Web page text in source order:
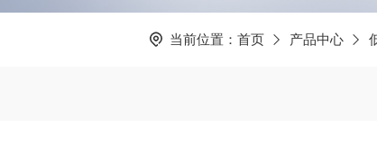
当前位置： 首页 产品中心